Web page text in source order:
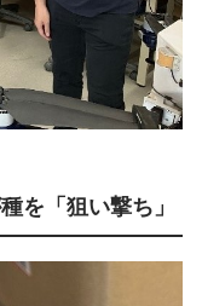
を「狙い撃ち」